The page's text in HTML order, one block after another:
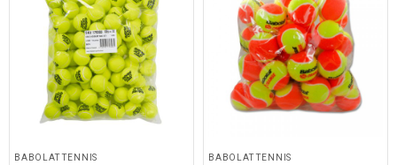
BABOLAT TENNIS BABOLAT TENNIS